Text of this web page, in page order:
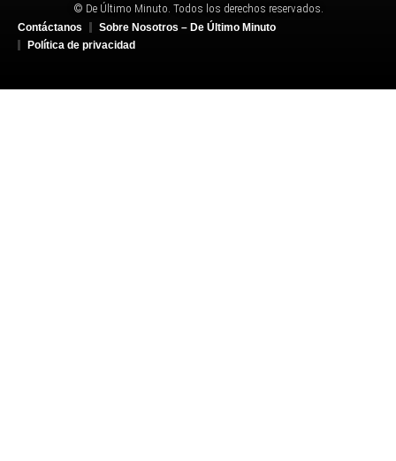
© De Último Minuto. Todos los derechos reservados.
Contáctanos
Sobre Nosotros – De Último Minuto
Política de privacidad